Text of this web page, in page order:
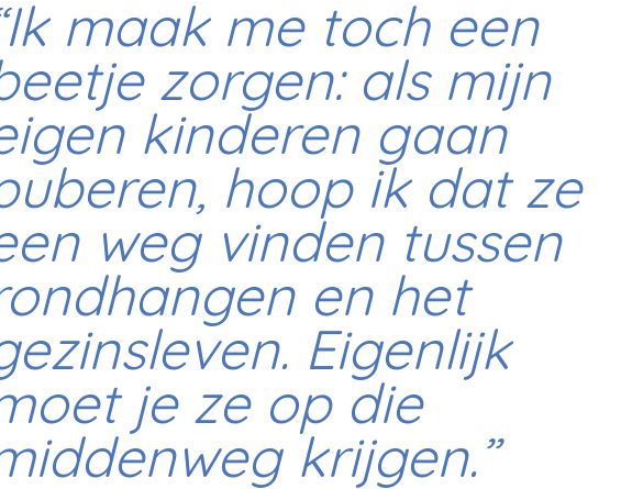
maak me toch een
zorgen: als mijn
kinderen gaan
hoop ik dat ze
weg vinden tussen
en het
Eigenlijk
je ze op die
krijgen.”